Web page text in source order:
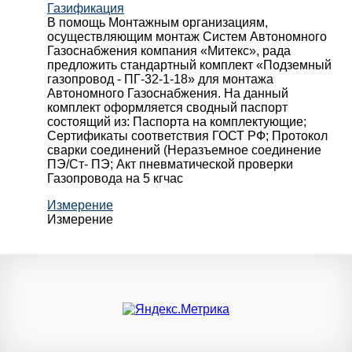
Газификация
В помощь Монтажным организациям,
осуществляющим монтаж Систем Автономного
Газоснабжения компания «Митекс», рада
предложить стандартный комплект «Подземный
газопровод - ПГ-32-1-18» для монтажа
Автономного Газоснабжения. На данный
комплект оформляется сводный паспорт
состоящий из: Паспорта на комплектующие;
Сертификаты соответствия ГОСТ РФ; Протокол
сварки соединений (Неразъемное соединение
ПЭ/Ст- ПЭ; Акт пневматической проверки
Газопровода на 5 кгчас
Измерение
Измерение